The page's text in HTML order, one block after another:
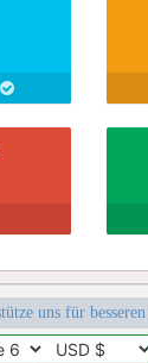
uns für